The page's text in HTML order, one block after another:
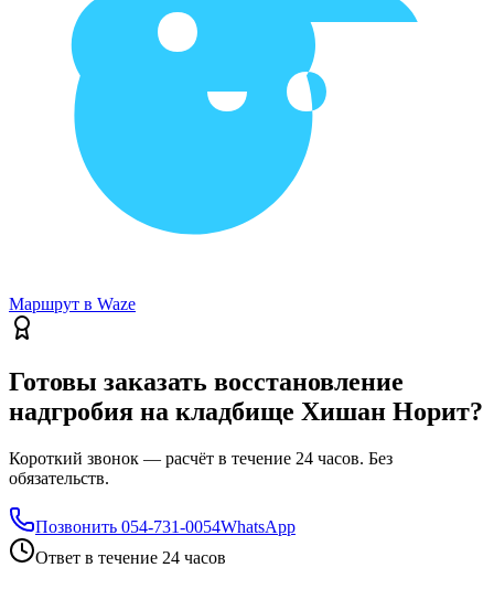
Маршрут в Waze
Готовы заказать восстановление
надгробия на кладбище Хишан Норит?
Короткий звонок — расчёт в течение 24 часов. Без
обязательств.
Позвонить 054-731-0054WhatsApp
Ответ в течение 24 часов